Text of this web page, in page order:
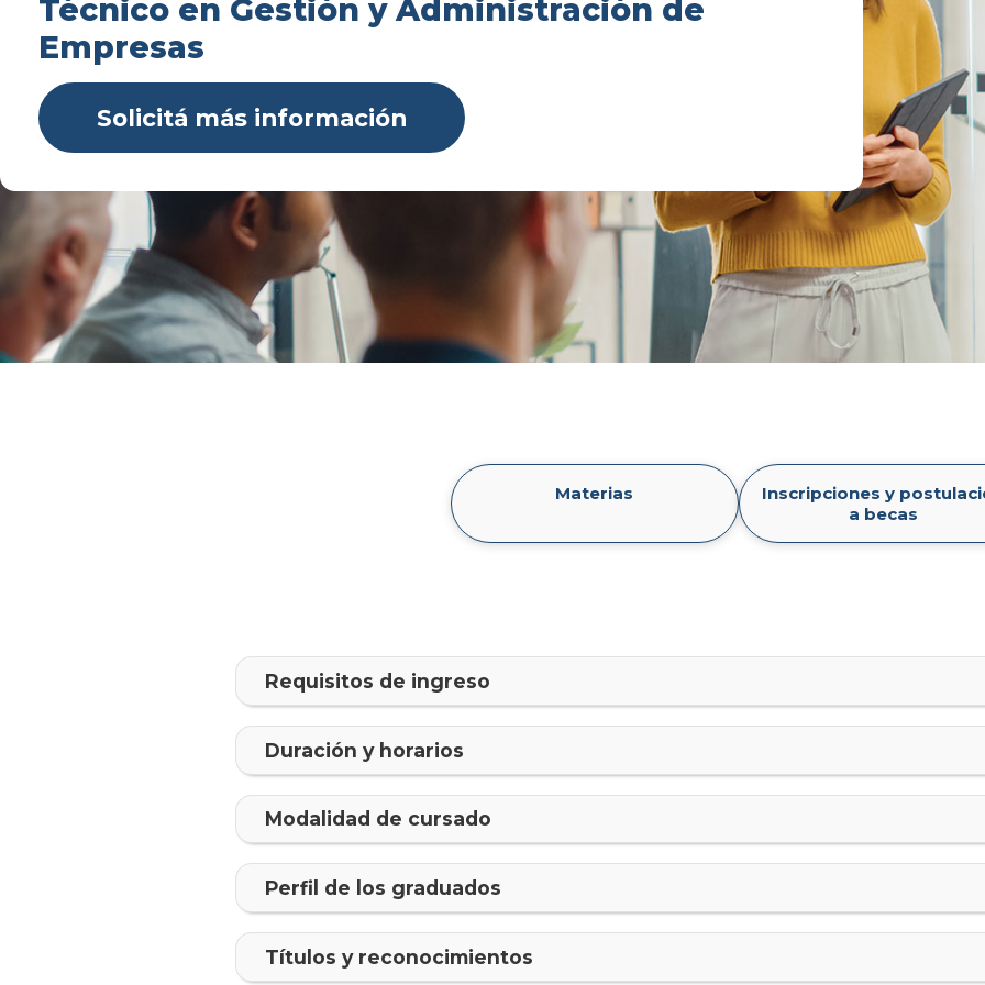
Técnico en Gestión y Administración de
Empresas
Solicitá más información
Materias
Inscripciones y
a becas
Requisitos de ingreso
Duración y horarios
Modalidad de cursado
Perfil de los graduados
Tí­tulos y reconocimientos